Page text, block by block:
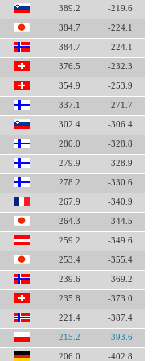
389.2 -219.6
384.7 -224.1
384.7 -224.1
376.5 -232.3
354.9 -253.9
337.1 -271.7
302.4 -306.4
280.0 -328.8
279.9 -328.9
278.2 -330.6
267.9 -340.9
264.3 -344.5
259.2 -349.6
253.4 -355.4
239.6 -369.2
235.8 -373.0
221.4 -387.4
215.2 -393.6
206.0 -402.8